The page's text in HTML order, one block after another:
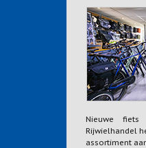
Nieuwe fiets
Rijwielhandel
assortiment